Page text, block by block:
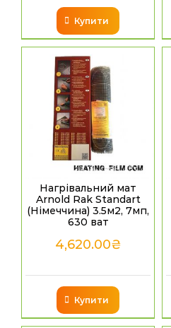
Купити
Нагрівальний мат
Arnold Rak Standart
(Німеччина) 3.5м2, 7мп,
630 ват
4,620.00₴
Купити